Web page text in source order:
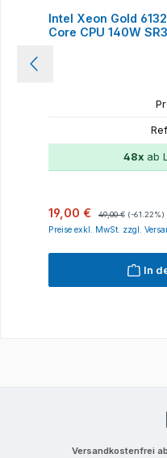
Intel Xeon Gold
Core CPU 140W
48x ab
Verkaufspreis:
19,00 € Regulärer Preis:
49,00 € (-61.22%)
Preise exkl. MwSt. zzgl.
In
Versandkostenfrei